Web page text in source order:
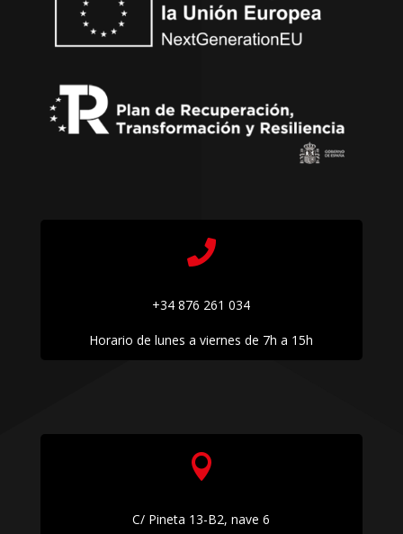

+34 876 261 034
Horario de lunes a viernes de 7h a 15h

C/ Pineta 13-B2, nave 6